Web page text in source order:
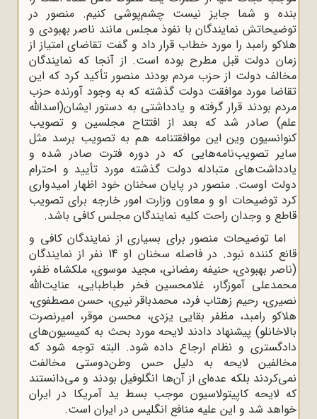
بنده و شما جایز نیست چشم‌پوشی کنیم. منصور در
توضیحاتش نمایندگان با نفوذ مجلس مانند ناصر بهبودی و
هلاکو رامبد را مورد خطاب قرار داد و گفت تقاضای امتیاز از
زمان دولت قبل مطرح بوده است. از آنجا که نمایندگان
مخالف دولت از حزب مردم بودند منصور تأکید کرد که این
تقاضا مورد موافقت دولت گذشته که به وجود آورنده حزب
مردم بودند قرار گرفته و یادداشتی به دستور ایشان(اسدالله
علم) صادر شد که بعد از افتتاح مجلسین و تصویب
کنوانسیون وین این موافقتنامه هم به تصویب برسد مثل
سایر تصویب‌نامه‌هایی که در دوره فترت صادر شده و
یادداشت‌های متبادله دولت گذشته مورد تأیید و احترام
دولت اوست. منصور در پایان سخنان خود اظهار امیدواری
کرد توضیحات او و معاون وزارت امور خارجه برای تصویب
قاطع و وجدان راحت کلیه نمایندگان مجلس کافی باشد.
اما توضیحات منصور برای بسیاری از نمایندگان کافی و
قانع کننده نبود. در فاصله سخنان او 14 نفر از نمایندگان
(ناصر بهبودی، حنیفه رمضانی، مجید موسوی، ملکشاه ظفر،
محمدعلی آموزگار، غلامحسین فخر طباطبایی، عنایت‌الله
نصیری، رحیم زهتاب فرد، محمدباقر نیری، حسن مصطفوی،
هلاکو رامبد، مظفر بقایی یزدی، محسن موقر، امیرنصرت
بالاخانلو) پیشنهاد دادند لایحه مورد بحث به کمیسیون‌های
دادگستری و نظام ارجاع داده شود. البته توجه شود که
مخالفین لایحه به دلیل حس وطن‌دوستی مخالفت
نمی‌کردند بلکه عده‌ای از آن‌ها انگلوفیل بودند و می‌دانستند
که لایحه کاپیتولاسیون موجب بسط ید آمریکا در ایران
خواهد شد و این علیه منافع انگلیس در ایران است.